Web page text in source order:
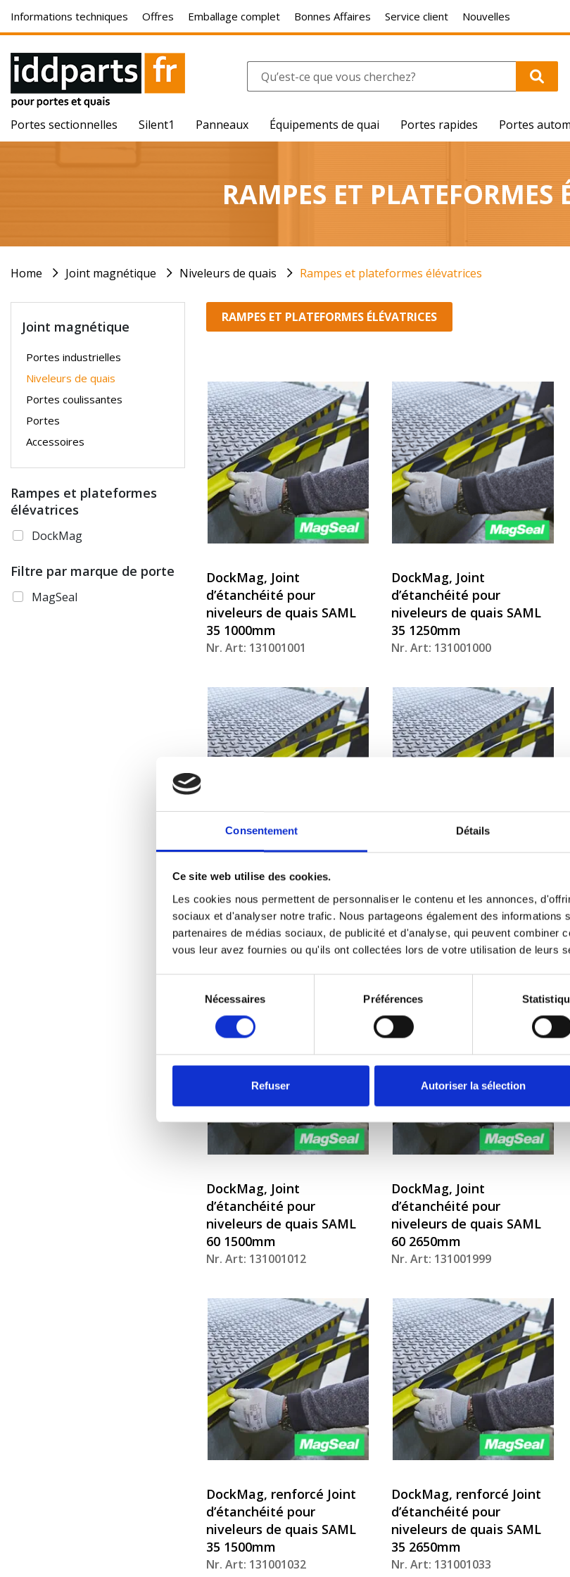
Consentement Détails
Ce site web utilise des cookies.
Les cookies nous permettent de personnaliser le contenu et les annonces,
sociaux et d'analyser notre trafic. Nous partageons également des informations
partenaires de médias sociaux, de publicité et d'analyse, qui peuvent combiner
vous leur avez fournies ou qu'ils ont collectées lors de votre utilisation de leurs
consentement
Nécessaires Préférences
Refuser Autoriser la sélection
Informations techniques Offres Emballage complet Bonnes Affaires Service client Nouvelles
Portes sectionnelles Silent1 Panneaux Équipements de quai Portes rapides Portes
RAMPES ET PLATEFORMES
Home Joint magnétique Niveleurs de quais Rampes et plateformes élévatrices
Joint magnétique
Portes industrielles
Niveleurs de quais
Portes coulissantes
Portes
Accessoires
Rampes et plateformes
élévatrices
DockMag
Filtre par marque de porte
MagSeal
RAMPES ET PLATEFORMES ÉLÉVATRICES
DockMag, Joint
d’étanchéité pour
niveleurs de quais SAML
35 1000mm
Nr. Art: 131001001
DockMag, Joint
d’étanchéité pour
niveleurs de quais SAML
35 1250mm
Nr. Art: 131001000
DockMag, Joint
d’étanchéité pour
niveleurs de quais SAML
35 2500mm
Nr. Art: 131001005
d’étanchéité pour
niveleurs de quais SAML
35 2650mm
Nr. Art: 131001998
DockMag, Joint
d’étanchéité pour
niveleurs de quais SAML
60 1500mm
Nr. Art: 131001012
DockMag, Joint
d’étanchéité pour
niveleurs de quais SAML
60 2650mm
Nr. Art: 131001999
DockMag, renforcé Joint
d’étanchéité pour
niveleurs de quais SAML
35 1500mm
Nr. Art: 131001032
DockMag, renforcé Joint
d’étanchéité pour
niveleurs de quais SAML
35 2650mm
Nr. Art: 131001033